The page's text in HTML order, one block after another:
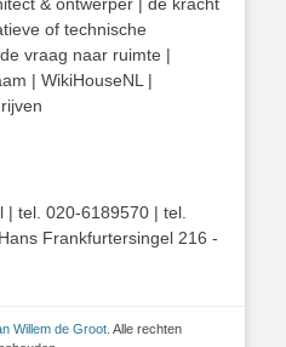
of technische
vraag naar ruimte |
| WikiHouseNL |
tel. 020-6189570 | tel.
Frankfurtersingel 216 -
Willem de Groot . Alle rechten